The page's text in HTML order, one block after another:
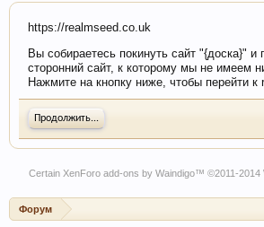
https://realmseed.co.uk
Вы собираетесь покинуть сайт "{доска}" и
сторонний сайт, к которому мы не имеем
Нажмите на кнопку ниже, чтобы перейти к
Продолжить...
Certain XenForo add-ons by Waindigo™ ©2011-2014
Форум